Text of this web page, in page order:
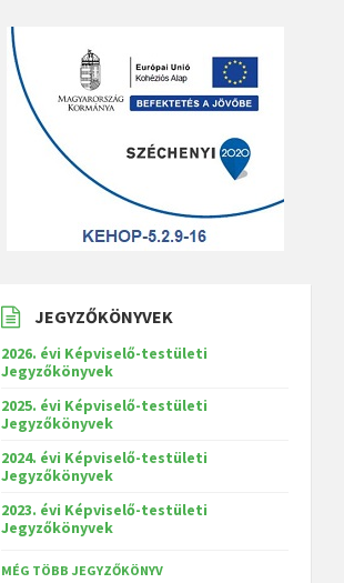
JEGYZŐKÖNYVEK
2026. évi Képviselő-testületi
Jegyzőkönyvek
2025. évi Képviselő-testületi
Jegyzőkönyvek
2024. évi Képviselő-testületi
Jegyzőkönyvek
2023. évi Képviselő-testületi
Jegyzőkönyvek
MÉG TÖBB JEGYZŐKÖNYV